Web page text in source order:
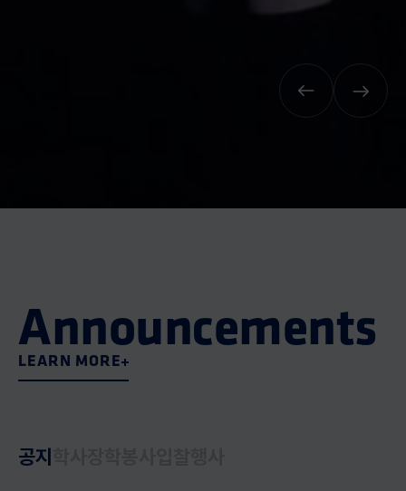
Announcements
LEARN MORE
공지